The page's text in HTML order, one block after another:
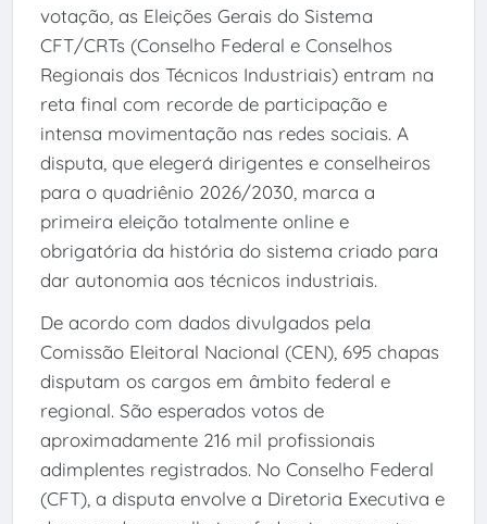
votação, as Eleições Gerais do Sistema
CFT/CRTs (Conselho Federal e Conselhos
Regionais dos Técnicos Industriais) entram na
reta final com recorde de participação e
intensa movimentação nas redes sociais. A
disputa, que elegerá dirigentes e conselheiros
para o quadriênio 2026/2030, marca a
primeira eleição totalmente online e
obrigatória da história do sistema criado para
dar autonomia aos técnicos industriais.
De acordo com dados divulgados pela
Comissão Eleitoral Nacional (CEN), 695 chapas
disputam os cargos em âmbito federal e
regional. São esperados votos de
aproximadamente 216 mil profissionais
adimplentes registrados. No Conselho Federal
(CFT), a disputa envolve a Diretoria Executiva e